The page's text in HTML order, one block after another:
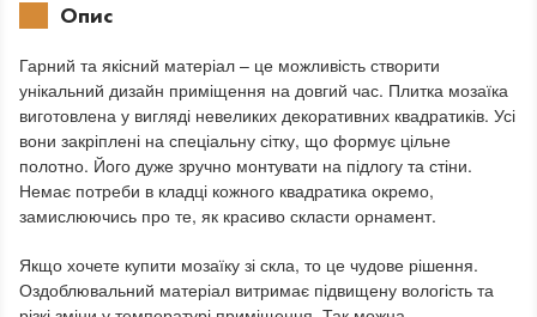
Опис
Гарний та якісний матеріал – це можливість створити
унікальний дизайн приміщення на довгий час. Плитка мозаїка
виготовлена у вигляді невеликих декоративних квадратиків. Усі
вони закріплені на спеціальну сітку, що формує цільне
полотно. Його дуже зручно монтувати на підлогу та стіни.
Немає потреби в кладці кожного квадратика окремо,
замислюючись про те, як красиво скласти орнамент.
Якщо хочете купити мозаїку зі скла, то це чудове рішення.
Оздоблювальний матеріал витримає підвищену вологість та